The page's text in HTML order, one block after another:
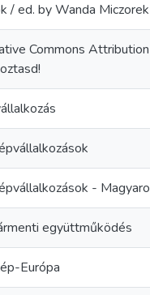
/ ed. by Wanda Miczorek
Commons
-
együttműködés
Európa